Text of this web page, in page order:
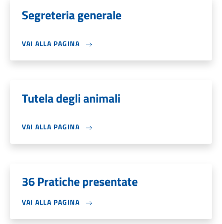
Segreteria generale
VAI ALLA PAGINA
Tutela degli animali
VAI ALLA PAGINA
36 Pratiche presentate
VAI ALLA PAGINA